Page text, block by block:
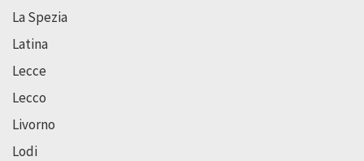
La Spezia
Latina
Lecce
Lecco
Livorno
Lodi